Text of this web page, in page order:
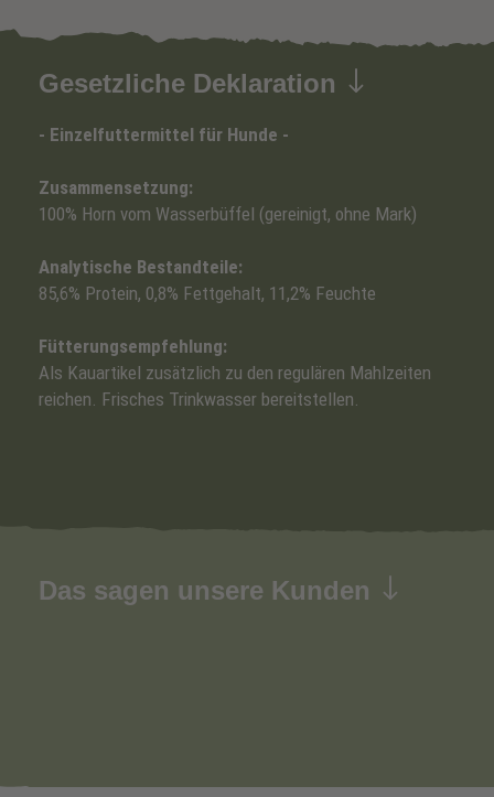
Gesetzliche Deklaration
- Einzelfuttermittel für Hunde -
Zusammensetzung:
100% Horn vom Wasserbüffel (gereinigt, ohne Mark)
Analytische Bestandteile:
85,6% Protein, 0,8% Fettgehalt, 11,2% Feuchte
Fütterungsempfehlung:
Als Kauartikel zusätzlich zu den regulären Mahlzeiten
reichen. Frisches Trinkwasser bereitstellen.
Das sagen unsere Kunden